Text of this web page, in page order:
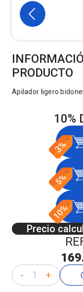
PRODUCTO
Apilador ligero
10%
Precio
- +